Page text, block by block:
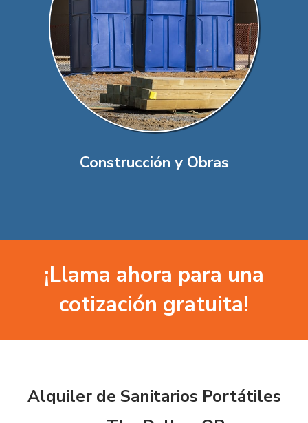
Construcción y Obras
¡Llama ahora para una
cotización gratuita!
Alquiler de Sanitarios Portátiles